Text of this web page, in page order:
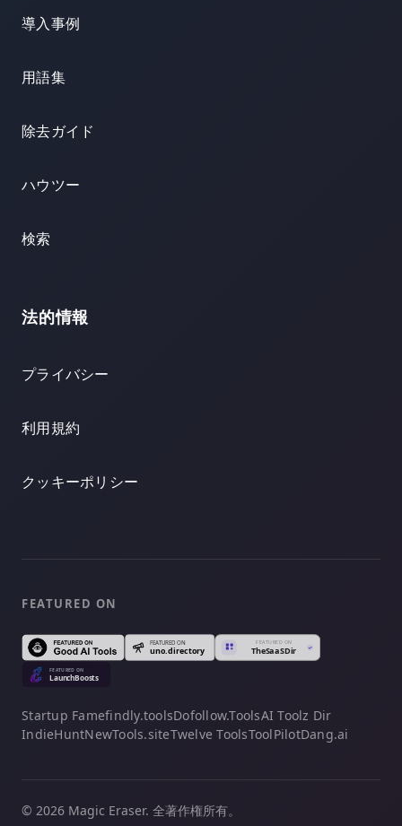
導入事例
用語集
除去ガイド
ハウツー
検索
法的情報
プライバシー
利用規約
クッキーポリシー
FEATURED ON
Startup Famefindly.toolsDofollow.ToolsAI Toolz Dir
IndieHuntNewTools.siteTwelve ToolsToolPilotDang.ai
© 2026 Magic Eraser. 全著作権所有。